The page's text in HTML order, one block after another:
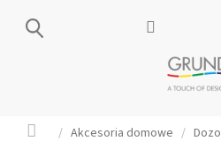
Home
/ Akcesoria domowe /